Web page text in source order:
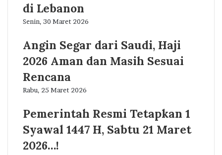
di Lebanon
Senin, 30 Maret 2026
Angin Segar dari Saudi, Haji
2026 Aman dan Masih Sesuai
Rencana
Rabu, 25 Maret 2026
Pemerintah Resmi Tetapkan 1
Syawal 1447 H, Sabtu 21 Maret
2026…!